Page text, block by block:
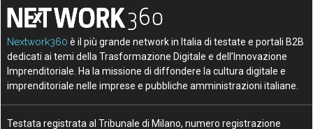
Nextwork360 è il più grande network in Italia di testate e portali B2B
dedicati ai temi della Trasformazione Digitale e dell’Innovazione
Imprenditoriale. Ha la missione di diffondere la cultura digitale e
imprenditoriale nelle imprese e pubbliche amministrazioni italiane.
Testata registrata al Tribunale di Milano, numero registrazione